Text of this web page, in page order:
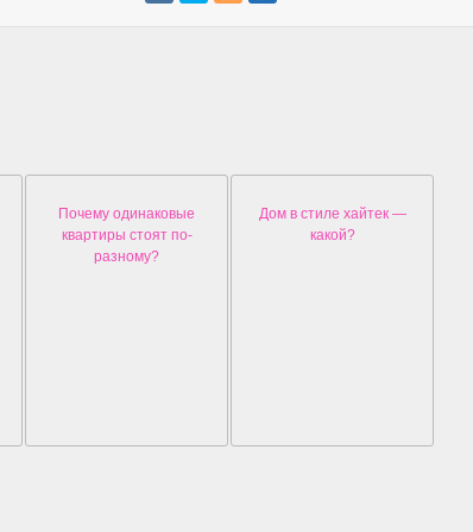
Почему одинаковые
квартиры стоят по-
разному?
Дом в стиле хайтек —
какой?